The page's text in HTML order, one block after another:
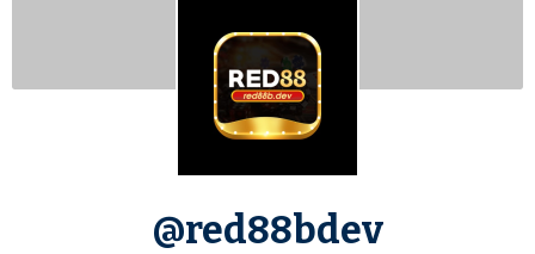
@red88bdev